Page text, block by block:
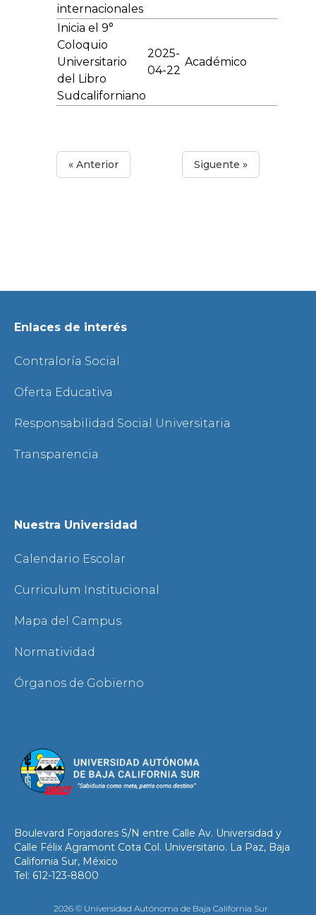
internacionales
Inicia el 9°
Coloquio
Universitario
del Libro
Sudcaliforniano
2025-
04-22
Académico
« Anterior Siguente »
Enlaces de interés
Contraloría Social
Oferta Educativa
Responsabilidad Social Universitaria
Transparencia
Nuestra Universidad
Calendario Escolar
Curriculum Institucional
Mapa del Campus
Normatividad
Órganos de Gobierno
Boulevard Forjadores S/N entre Calle Av. Universidad y
Calle Félix Agramont Cota Col. Universitario. La Paz, Baja
California Sur, México
Tel: 612-123-8800
2026 © Universidad Autónoma de Baja California Sur